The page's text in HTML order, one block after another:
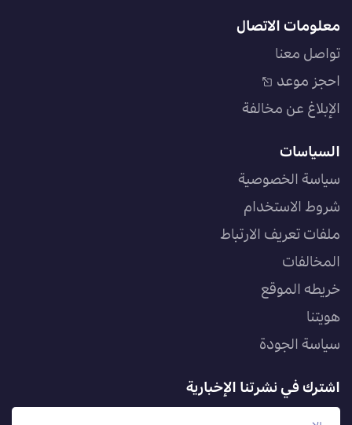
معلومات الاتصال
تواصل معنا
احجز موعد
الإبلاغ عن مخالفة
السياسات
سياسة الخصوصية
شروط الاستخدام
ملفات تعريف الارتباط
المخالفات
خريطه الموقع
هويتنا
سياسة الجودة
اشترك في نشرتنا الإخبارية